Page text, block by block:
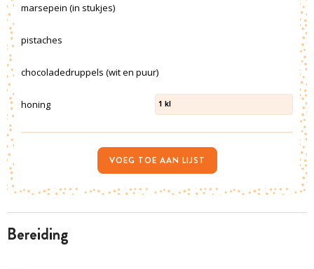
bereiding
marsepein (in stukjes)
pistaches
chocoladedruppels (wit en puur)
honing 1 kl
VOEG TOE AAN LIJST